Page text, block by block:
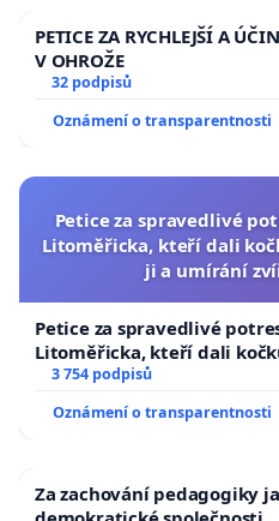
PETICE ZA RYCHLEJŠÍ A
V OHROŽE
32 podpisů
Oznámení o transparentnosti
Petice za spravedlivé
Litoměřicka, kteří dali
ji a umírání
Petice za spravedlivé
Litoměřicka, kteří dali
a umírání zvířete natočili.
3 754 podpisů
Oznámení o transparentnosti
Za zachování pedagogiky